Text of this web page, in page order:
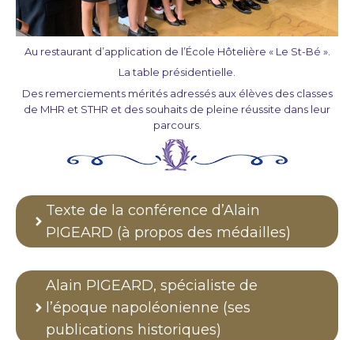
Au restaurant d’application de l’École Hôtelière « Le St-Bé ».
La table présidentielle.
Des remerciements mérités adressés aux élèves des classes
de MHR et STHR et des souhaits de pleine réussite dans leur
parcours.
Texte de la conférence d’Alain
PIGEARD (à propos des médailles)
Alain PIGEARD, spécialiste de
l’époque napoléonienne (ses
publications historiques)